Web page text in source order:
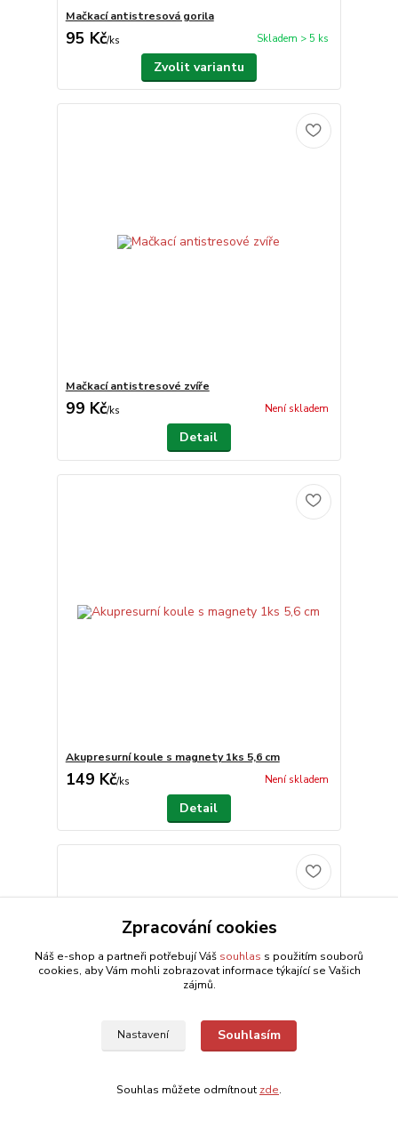
Mačkací antistresová gorila
95 Kč/ks Skladem > 5 ks
Zvolit variantu
Mačkací antistresové zvíře
99 Kč/ks Není skladem
Detail
Akupresurní koule s magnety 1ks 5,6 cm
149 Kč/ks Není skladem
Detail
Zpracování cookies
Náš e-shop a partneři potřebují Váš souhlas s použitím souborů
cookies, aby Vám mohli zobrazovat informace týkající se Vašich
zájmů.
Nastavení Souhlasím
Souhlas můžete odmítnout zde.